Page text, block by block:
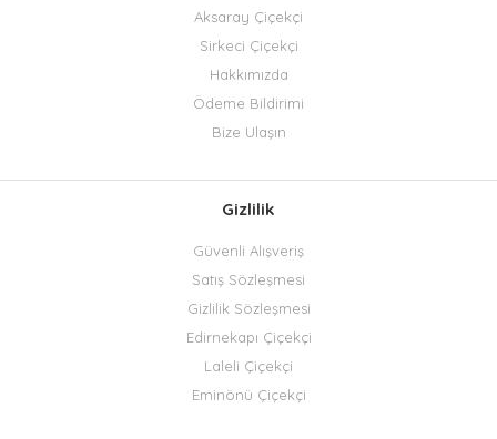
Aksaray Çiçekçi
Sirkeci Çiçekçi
Hakkımızda
Ödeme Bildirimi
Bize Ulaşın
Gizlilik
Güvenli Alışveriş
Satış Sözleşmesi
Gizlilik Sözleşmesi
Edirnekapı Çiçekçi
Laleli Çiçekçi
Eminönü Çiçekçi